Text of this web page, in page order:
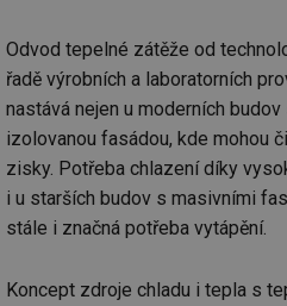
Odvod tepelné zátěže od
řadě výrobních a laboratorních
nastává nejen u moderních
izolovanou fasádou, kde mohou
zisky. Potřeba chlazení díky
i u starších budov s masivními
stále i značná potřeba vytápění.
Koncept zdroje chladu i tepla s